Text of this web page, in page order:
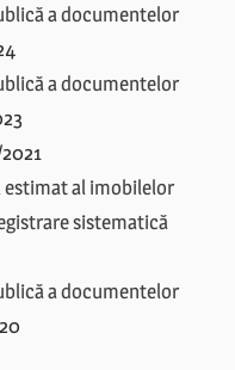
a documentelor
a documentelor
estimat al imobilelor
sistematică
a documentelor